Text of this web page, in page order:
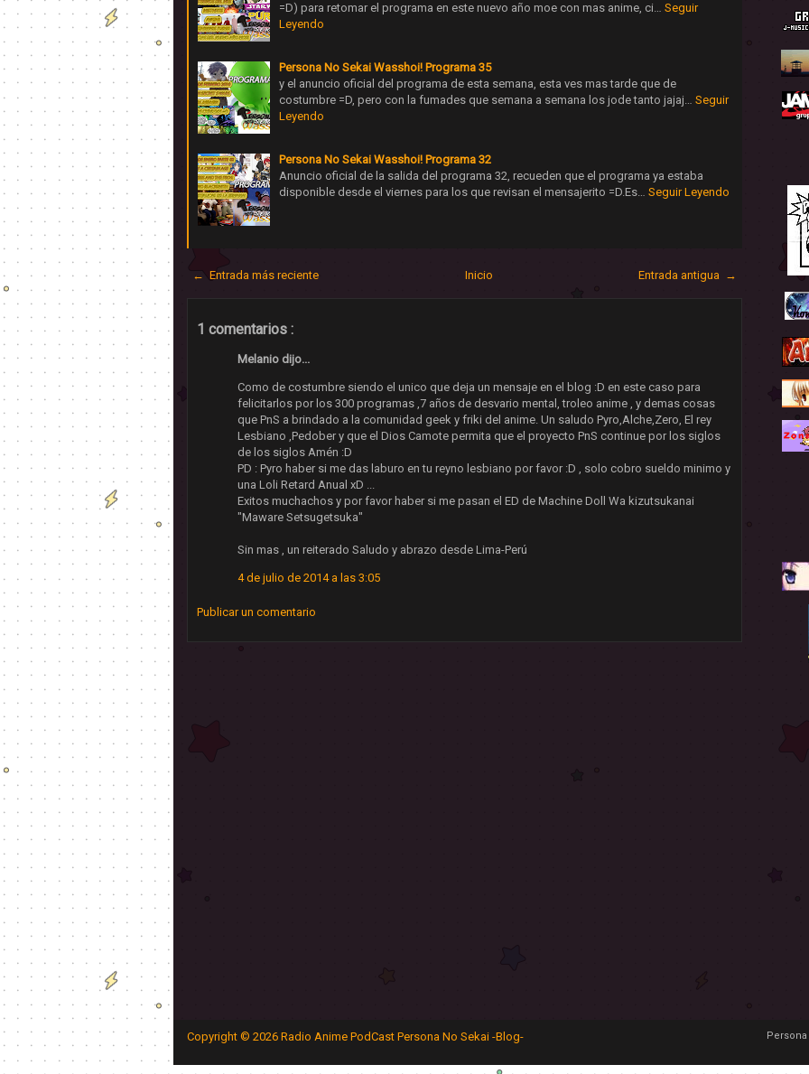
=D) para retomar el programa en este nuevo año moe con mas anime, ci… Seguir
Leyendo
Persona No Sekai Wasshoi! Programa 35
y el anuncio oficial del programa de esta semana, esta ves mas tarde que de
costumbre =D, pero con la fumades que semana a semana los jode tanto jajaj… Seguir
Leyendo
Persona No Sekai Wasshoi! Programa 32
Anuncio oficial de la salida del programa 32, recueden que el programa ya estaba
disponible desde el viernes para los que revisan el mensajerito =D.Es… Seguir Leyendo
← Entrada más reciente Entrada antigua →
Inicio
1 comentarios :
Melanio dijo...
Como de costumbre siendo el unico que deja un mensaje en el blog :D en este caso para
felicitarlos por los 300 programas ,7 años de desvario mental, troleo anime , y demas cosas
que PnS a brindado a la comunidad geek y friki del anime. Un saludo Pyro,Alche,Zero, El rey
Lesbiano ,Pedober y que el Dios Camote permita que el proyecto PnS continue por los siglos
de los siglos Amén :D
PD : Pyro haber si me das laburo en tu reyno lesbiano por favor :D , solo cobro sueldo minimo y
una Loli Retard Anual xD ...
Exitos muchachos y por favor haber si me pasan el ED de Machine Doll Wa kizutsukanai
"Maware Setsugetsuka"
Sin mas , un reiterado Saludo y abrazo desde Lima-Perú
4 de julio de 2014 a las 3:05
Publicar un comentario
Copyright © 2026 Radio Anime PodCast Persona No Sekai -Blog-